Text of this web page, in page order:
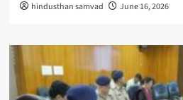
hindusthan samvad June 16, 2026